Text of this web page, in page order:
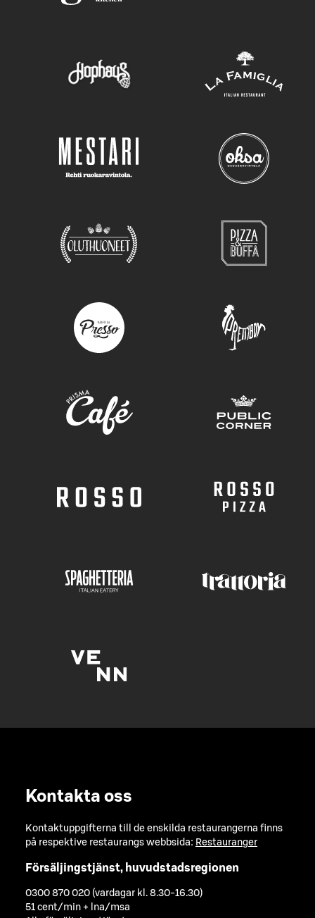
Kontakta oss
Kontaktuppgifterna till de enskilda restaurangerna finns
på respektive restaurangs webbsida: Restauranger
Försäljingstjänst, huvudstadsregionen
0300 870 020 (vardagar kl. 8.30-16.30)
51 cent/min + lna/msa